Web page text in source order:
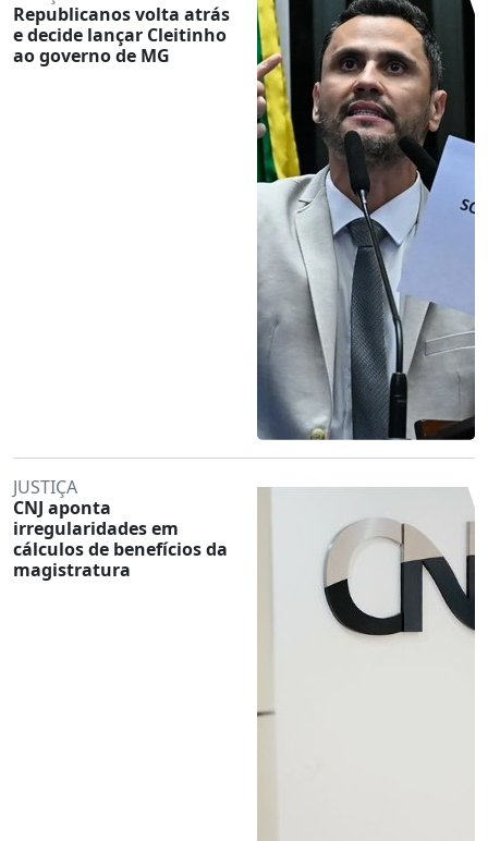
Republicanos volta atrás
e decide lançar Cleitinho
ao governo de MG
JUSTIÇA
CNJ aponta
irregularidades em
cálculos de benefícios da
magistratura